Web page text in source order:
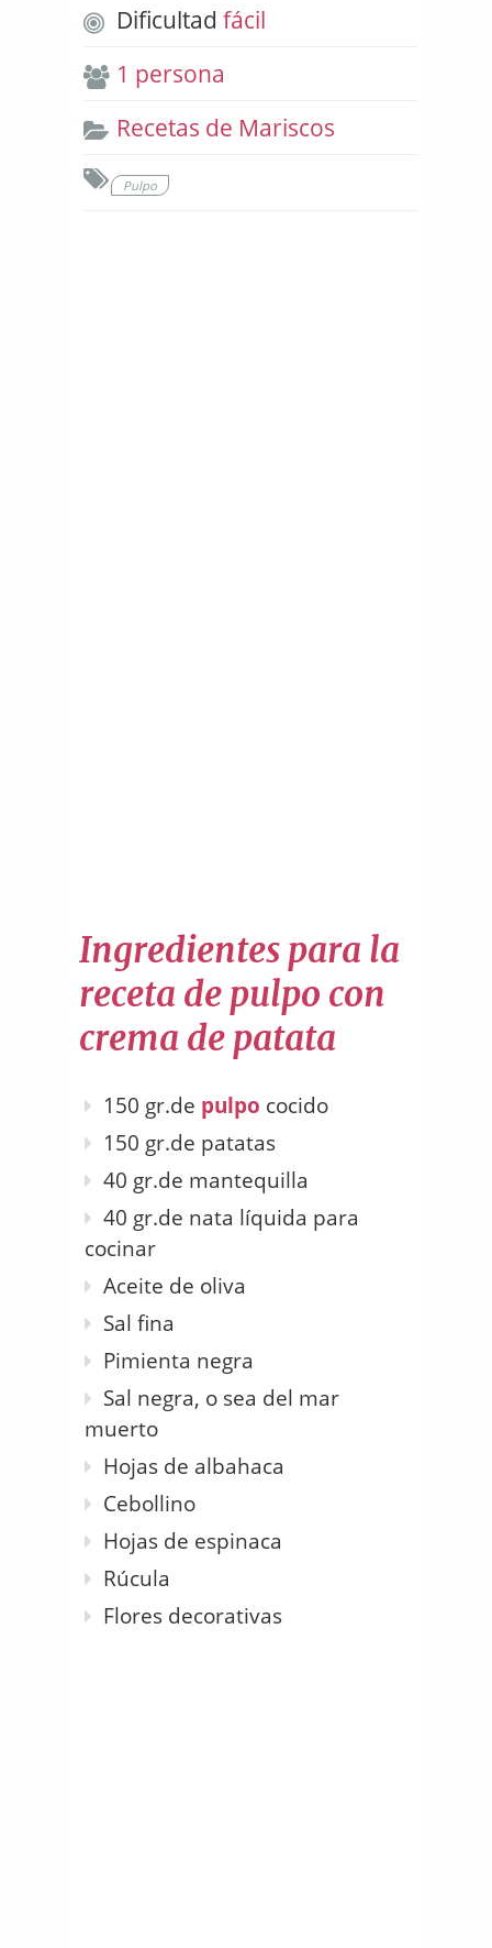
Dificultad fácil
1 persona
Recetas de Mariscos
Pulpo
Ingredientes para la
receta de pulpo con
crema de patata
150 gr.de pulpo cocido
150 gr.de patatas
40 gr.de mantequilla
40 gr.de nata líquida para
cocinar
Aceite de oliva
Sal fina
Pimienta negra
Sal negra, o sea del mar
muerto
Hojas de albahaca
Cebollino
Hojas de espinaca
Rúcula
Flores decorativas